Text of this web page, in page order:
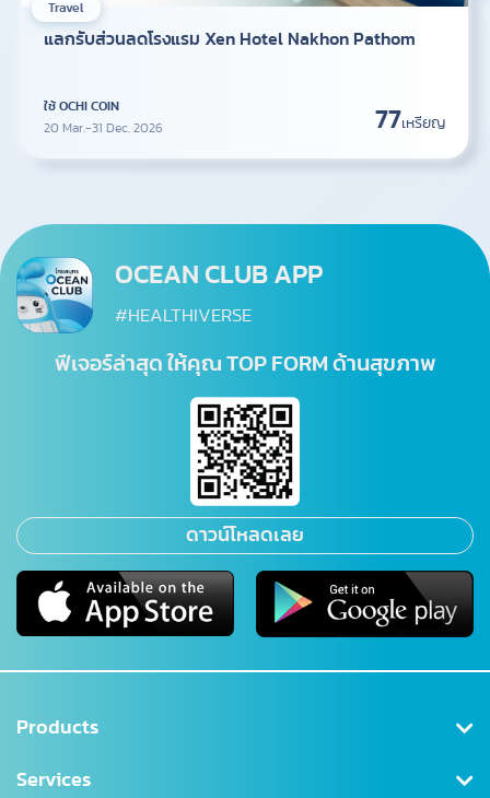
Travel
แลกรับส่วนลดโรงแรม Xen Hotel Nakhon Pathom
ใช้ OCHI COIN
20 Mar.-31 Dec. 2026
77เหรียญ
OCEAN CLUB APP
#HEALTHIVERSE
ฟีเจอร์ล่าสุด ให้คุณ TOP FORM ด้านสุขภาพ
ดาวน์โหลดเลย
Products
Health Insurance
Services